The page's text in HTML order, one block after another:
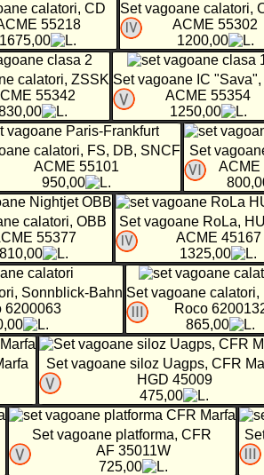
calatori, CD
55218
1675,00
Set vagoane calatori,
ACME 55302
1200,00
calatori, ZSSK
55342
Set vagoane IC "Sava",
ACME 55354
1250,00
calatori, FS, DB, SNCF
ACME 55101
950,00
Set
ACME
calatori, OBB
55377
810,00
Set vagoane RoLa,
ACME 45167
1325,00
Sonnblick-Bahn
6200063
Set vagoane calatori,
Roco
865,00
Set vagoane siloz Uagps, CFR
HGD 45009
475,00
Set vagoane platforma, CFR
AF 35011W
725,00